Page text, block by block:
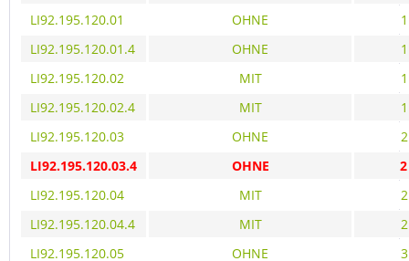
LI92.195.120.01
OHNE
LI92.195.120.01.4
OHNE
LI92.195.120.02
MIT
LI92.195.120.02.4
MIT
LI92.195.120.03
OHNE
LI92.195.120.03.4
OHNE
LI92.195.120.04
MIT
LI92.195.120.04.4
MIT
LI92.195.120.05
OHNE